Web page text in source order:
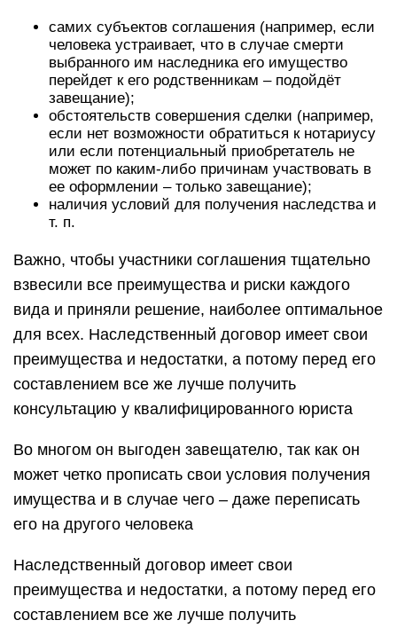
самих субъектов соглашения (например, если
человека устраивает, что в случае смерти
выбранного им наследника его имущество
перейдет к его родственникам – подойдёт
завещание);
обстоятельств совершения сделки (например,
если нет возможности обратиться к нотариусу
или если потенциальный приобретатель не
может по каким-либо причинам участвовать в
ее оформлении – только завещание);
наличия условий для получения наследства и
т. п.
Важно, чтобы участники соглашения тщательно
взвесили все преимущества и риски каждого
вида и приняли решение, наиболее оптимальное
для всех. Наследственный договор имеет свои
преимущества и недостатки, а потому перед его
составлением все же лучше получить
консультацию у квалифицированного юриста
Во многом он выгоден завещателю, так как он
может четко прописать свои условия получения
имущества и в случае чего – даже переписать
его на другого человека
Наследственный договор имеет свои
преимущества и недостатки, а потому перед его
составлением все же лучше получить